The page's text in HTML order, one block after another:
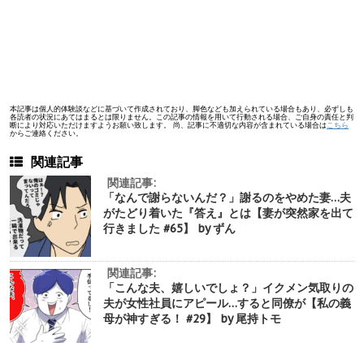
本記事は個人的体験談などに基づいて作成されており、脚色なども加えられている場合もあり、必ずしも
各読者の状況にあてはまるとは限りません。この記事の情報を用いて行動される場合、ご自身の責任と判
断により対応いただけますようお願い致します。 尚、記事に不適切な内容が含まれている場合は こちら
からご連絡ください。
関連記事
関連記事:
「なんで謝らないんだ？」謝るのをやめた妻…夫
がたどり着いた『答え』とは【妻が突然家を出て
行きました #65】 by ずん
関連記事:
「こんな夫、嬉しいでしょ？」イクメン気取りの
夫が女性社員にアピール…すると同僚が【私の義
母が神すぎる！ #29】 by 尾持トモ